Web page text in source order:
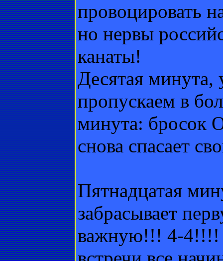
провоцировать
но нервы
канаты!
Десятая минута,
пропускаем в
минута: бросок
снова спасает
Пятнадцатая
забрасывает
важную!!! 4-4!!!!